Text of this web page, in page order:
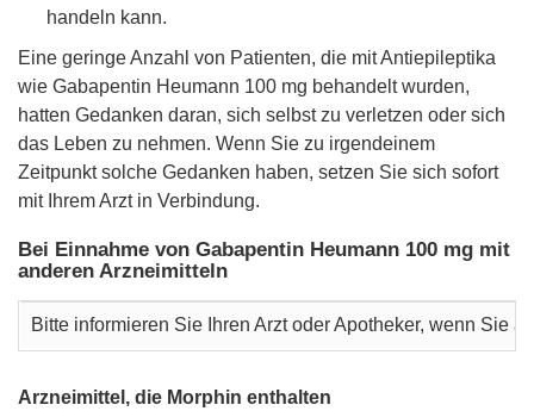
handeln kann.
Eine geringe Anzahl von Patienten, die mit Antiepileptika
wie Gabapentin Heumann 100 mg behandelt wurden,
hatten Gedanken daran, sich selbst zu verletzen oder sich
das Leben zu nehmen. Wenn Sie zu irgendeinem
Zeitpunkt solche Gedanken haben, setzen Sie sich sofort
mit Ihrem Arzt in Verbindung.
Bei Einnahme von Gabapentin Heumann 100 mg mit
anderen Arzneimitteln
Bitte informieren Sie Ihren Arzt oder Apotheker, wenn Sie
Arzneimittel, die Morphin enthalten